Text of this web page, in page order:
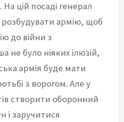
цій посаді генерал
армію, щоб
до війни з
не було ніяких ілюзій,
армія буде мати
з ворогом. Але у
створити оборонний
і заручитися